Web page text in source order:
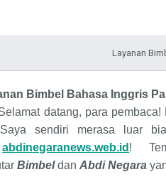
Layanan
Bimbel Bahasa Inggris
datang, para
sendiri merasa luar
abdinegaranews.web.id !
Bimbel dan Abdi Negara